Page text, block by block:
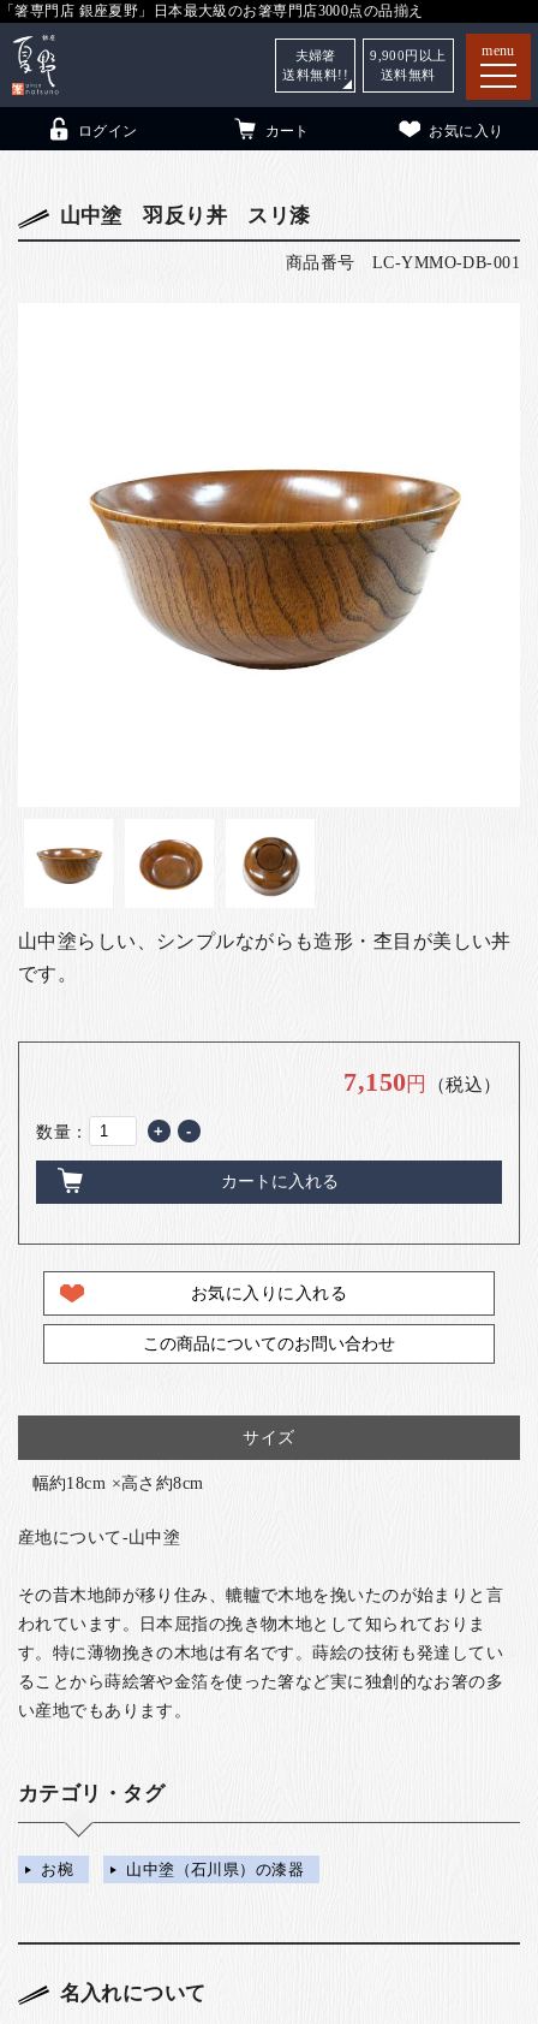
「箸専門店 銀座夏野」日本最大級のお箸専門店3000点の品揃え
menu
法人・飲食店のお客様
お客様の声
ログイン カート お気に入り
夫婦箸
送料無料!!
9,900 円以上
送料無料
山中塗 羽反り丼 スリ漆
商品番号 LC-YMMO-DB-001
山中塗らしい、シンプルながらも造形・杢目が美しい丼
です。
7,150円 （税込）
数量： + -
カートに入れる
お気に入りに入れる
この商品についてのお問い合わせ
サイズ
幅約18cm ×高さ約8cm
産地について-山中塗
その昔木地師が移り住み、轆轤で木地を挽いたのが始まりと言
われています。日本屈指の挽き物木地として知られておりま
す。特に薄物挽きの木地は有名です。蒔絵の技術も発達してい
ることから蒔絵箸や金箔を使った箸など実に独創的なお箸の多
い産地でもあります。
カテゴリ・タグ
お椀 山中塗（石川県）の漆器
名入れについて